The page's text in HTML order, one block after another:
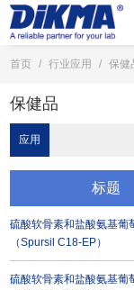
首页 / 行业应用 / 保
保健品
应用
标题
硫酸软骨素和盐酸氨基葡
（Spursil C18-EP）
硫酸软骨素和盐酸氨基葡